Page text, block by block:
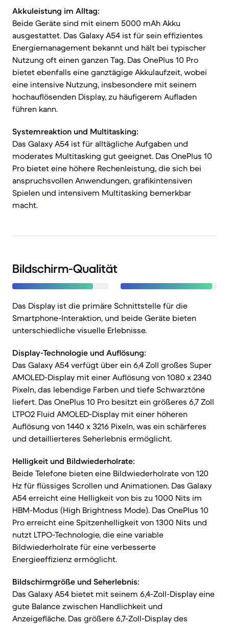
Akkuleistung im Alltag:
Beide Geräte sind mit einem 5000 mAh Akku
ausgestattet. Das Galaxy A54 ist für sein effizientes
Energiemanagement bekannt und hält bei typischer
Nutzung oft einen ganzen Tag. Das OnePlus 10 Pro
bietet ebenfalls eine ganztägige Akkulaufzeit, wobei
eine intensive Nutzung, insbesondere mit seinem
hochauflösenden Display, zu häufigerem Aufladen
führen kann.
Systemreaktion und Multitasking:
Das Galaxy A54 ist für alltägliche Aufgaben und
moderates Multitasking gut geeignet. Das OnePlus 10
Pro bietet eine höhere Rechenleistung, die sich bei
anspruchsvollen Anwendungen, grafikintensiven
Spielen und intensivem Multitasking bemerkbar
macht.
Bildschirm-Qualität
Das Display ist die primäre Schnittstelle für die
Smartphone-Interaktion, und beide Geräte bieten
unterschiedliche visuelle Erlebnisse.
Display-Technologie und Auflösung:
Das Galaxy A54 verfügt über ein 6,4 Zoll großes Super
AMOLED-Display mit einer Auflösung von 1080 x 2340
Pixeln, das lebendige Farben und tiefe Schwarztöne
liefert. Das OnePlus 10 Pro besitzt ein größeres 6,7 Zoll
LTPO2 Fluid AMOLED-Display mit einer höheren
Auflösung von 1440 x 3216 Pixeln, was ein schärferes
und detaillierteres Seherlebnis ermöglicht.
Helligkeit und Bildwiederholrate:
Beide Telefone bieten eine Bildwiederholrate von 120
Hz für flüssiges Scrollen und Animationen. Das Galaxy
A54 erreicht eine Helligkeit von bis zu 1000 Nits im
HBM-Modus (High Brightness Mode). Das OnePlus 10
Pro erreicht eine Spitzenhelligkeit von 1300 Nits und
nutzt LTPO-Technologie, die eine variable
Bildwiederholrate für eine verbesserte
Energieeffizienz ermöglicht.
Bildschirmgröße und Seherlebnis:
Das Galaxy A54 bietet mit seinem 6,4-Zoll-Display eine
gute Balance zwischen Handlichkeit und
Anzeigefläche. Das größere 6,7-Zoll-Display des